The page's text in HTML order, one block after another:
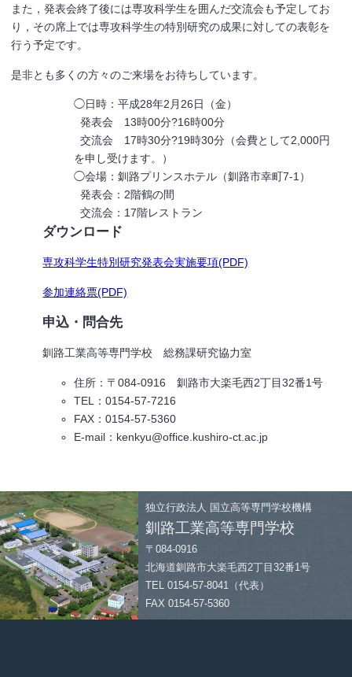
また，発表会終了後には専攻科学生を囲んだ交流会も予定してお
り，その席上では専攻科学生の特別研究の成果に対しての表彰を
行う予定です。
是非とも多くの方々のご来場をお待ちしています。
◯日時：平成28年2月26日（金）
発表会 13時00分?16時00分
交流会 17時30分?19時30分（会費として2,000円
を申し受けます。）
◯会場：釧路プリンスホテル（釧路市幸町7-1）
発表会：2階鶴の間
交流会：17階レストラン
ダウンロード
専攻科学生特別研究発表会実施要項(PDF)
参加連絡票(PDF)
申込・問合先
釧路工業高等専門学校 総務課研究協力室
住所：〒084-0916 釧路市大楽毛西2丁目32番1号
TEL：0154-57-7216
FAX：0154-57-5360
E-mail：kenkyu@office.kushiro-ct.ac.jp
独立行政法人 国立高等専門学校機構
釧路工業高等専門学校
〒084-0916
北海道釧路市大楽毛西2丁目32番1号
TEL 0154-57-8041（代表）
FAX 0154-57-5360